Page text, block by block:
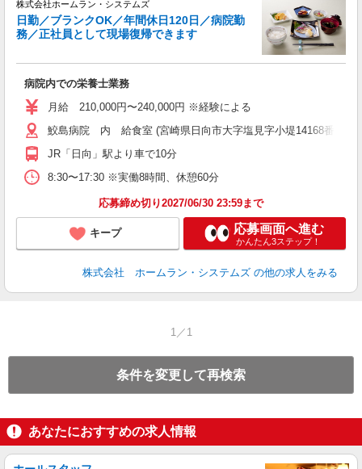
株式会社ホームラン・システムズ
日勤／ブランクOK／年間休日120日／病院勤
務／正社員として現場復帰できます
病院内での栄養士業務
月給 210,000円〜240,000円 ※経験による
鮫島病院 内 給食室 (宮崎県日向市大字塩見字小堤14168番地)
JR「日向」駅より車で10分
8:30〜17:30 ※実働8時間、休憩60分
応募締め切り2027/06/30 23:59まで
キープ 応募画面へ進む
かんたん3ステップ！
株式会社 ホームラン・システムズ の他の求人をみる
1／1
条件を変更して再検索
あなたにおすすめの求人情報